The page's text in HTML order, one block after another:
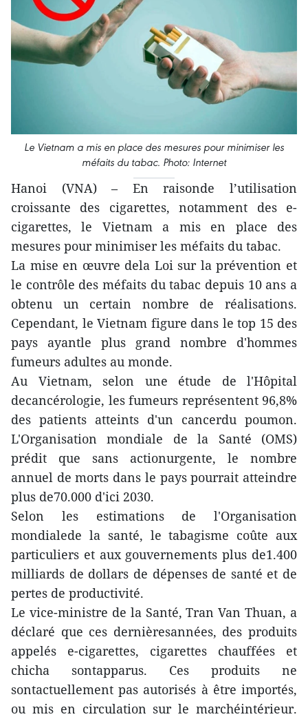
Le Vietnam a mis en place des mesures pour minimiser les
méfaits du tabac. Photo: Internet
Hanoi (VNA) – En raisonde l’utilisation
croissante des cigarettes, notamment des e-
cigarettes, le Vietnam a mis en place des
mesures pour minimiser les méfaits du tabac.
La mise en œuvre dela Loi sur la prévention et
le contrôle des méfaits du tabac depuis 10 ans a
obtenu un certain nombre de réalisations.
Cependant, le Vietnam figure dans le top 15 des
pays ayantle plus grand nombre d'hommes
fumeurs adultes au monde.
Au Vietnam, selon une étude de l'Hôpital
decancérologie, les fumeurs représentent 96,8%
des patients atteints d'un cancerdu poumon.
L'Organisation mondiale de la Santé (OMS)
prédit que sans actionurgente, le nombre
annuel de morts dans le pays pourrait atteindre
plus de70.000 d'ici 2030.
Selon les estimations de l'Organisation
mondialede la santé, le tabagisme coûte aux
particuliers et aux gouvernements plus de1.400
milliards de dollars de dépenses de santé et de
pertes de productivité.
Le vice-ministre de la Santé, Tran Van Thuan, a
déclaré que ces dernièresannées, des produits
appelés e-cigarettes, cigarettes chauffées et
chicha sontapparus. Ces produits ne
sontactuellement pas autorisés à être importés,
ou mis en circulation sur le marchéintérieur.